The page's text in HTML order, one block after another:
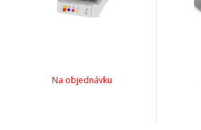
Na objednávku